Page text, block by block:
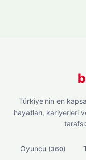
Türkiye'nin en
hayatları, kariyerleri
Oyuncu (360)